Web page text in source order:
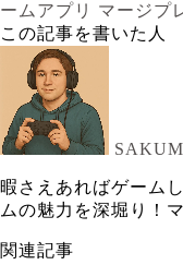
ームアプリ マージプ
この記事を書いた人
暇さえあればゲーム
ムの魅力を深堀り！
関連記事